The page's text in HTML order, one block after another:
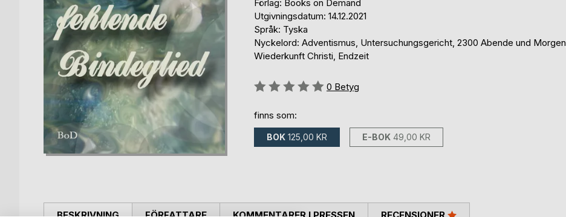
Förlag: Books on Demand
Utgivningsdatum: 14.12.2021
Språk: Tyska
Nyckelord: Adventismus, Untersuchungsgericht, 2300 Abende und Morgen,
Wiederkunft Christi, Endzeit
Betyg::
0 Betyg
finns som:
BOK 125,00 KR E-BOK 49,00 KR